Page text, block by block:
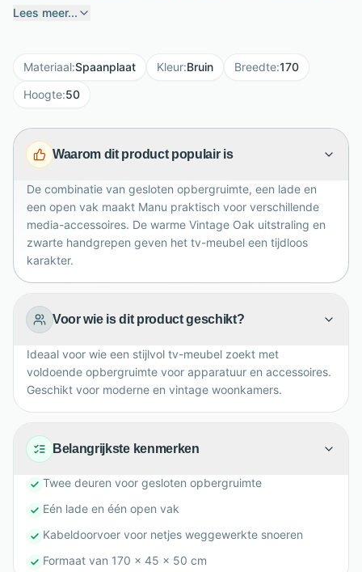
cm hoog en 45 cm diep. Achter twee deuren berg je
het open vak ideaal is voor een mediaspeler of
spelconsole. Dankzij de kabeldoorvoer blijven snoeren
zorgen voor een stijlvol contrast met het houtdecor.
Bovenop is voldoende ruimte voor je televisie en
moderne en vintage woonkamers met veel
gebruiksgemak.
Lees meer...
Materiaal:Spaanplaat Kleur:Bruin Breedte:170
Hoogte:50
Waarom dit product populair is
De combinatie van gesloten opbergruimte, een lade en
een open vak maakt Manu praktisch voor verschillende
media-accessoires. De warme Vintage Oak uitstraling en
zwarte handgrepen geven het tv-meubel een tijdloos
karakter.
Voor wie is dit product geschikt?
Ideaal voor wie een stijlvol tv-meubel zoekt met
voldoende opbergruimte voor apparatuur en accessoires.
Geschikt voor moderne en vintage woonkamers.
Belangrijkste kenmerken
Twee deuren voor gesloten opbergruimte
Eén lade en één open vak
Kabeldoorvoer voor netjes weggewerkte snoeren
Formaat van 170 x 45 x 50 cm